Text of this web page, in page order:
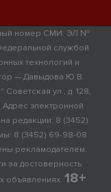
номер СМИ: ЭЛ №
службой
технологий и
— Давыдова Ю.В.
ул., д. 128,
Адрес электронной
редакции: 8 (3452)
8 (3452) 69-98-08
рекламодателем.
за достоверность
объявлениях. 18+